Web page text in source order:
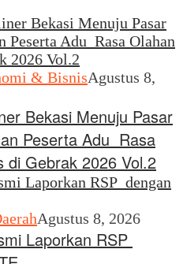
& BisnisAgustus 8,
Bekasi Menuju Pasar
Peserta Adu Rasa
di Gebrak 2026 Vol.2
Agustus 8, 2026
Laporkan RSP